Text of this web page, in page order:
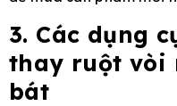
3. Các dụng
thay ruột vòi
bát